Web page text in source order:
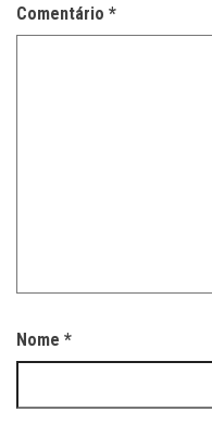
Comentário *
Nome *